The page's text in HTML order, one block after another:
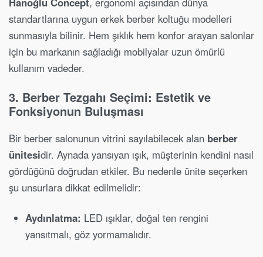
standartlarına uygun erkek berber koltuğu modelleri
sunmasıyla bilinir. Hem şıklık hem konfor arayan salonlar
için bu markanın sağladığı mobilyalar uzun ömürlü
kullanım vadeder.
3. Berber Tezgahı Seçimi: Estetik ve
Fonksiyonun Buluşması
Bir berber salonunun vitrini sayılabilecek alan berber
ünitesidir. Aynada yansıyan ışık, müşterinin kendini nasıl
gördüğünü doğrudan etkiler. Bu nedenle ünite seçerken
şu unsurlara dikkat edilmelidir:
Aydınlatma: LED ışıklar, doğal ten rengini
yansıtmalı, göz yormamalıdır.